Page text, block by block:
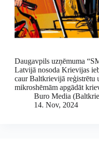
Daugavpils uzņēmuma
Latvijā nosoda Krievijas
caur Baltkrievijā reģistrētu
mikroshēmām apgādāt
Buro Media
14. Nov, 2024